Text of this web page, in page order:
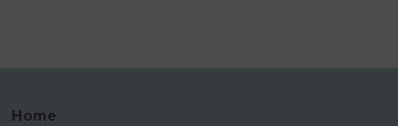
Home